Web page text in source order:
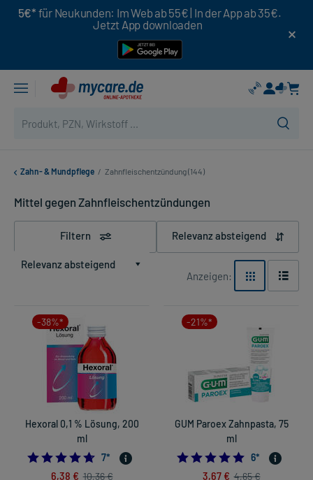
5€* für Neukunden: Im Web ab 55€ | In der App ab 35€.
Jetzt App downloaden
Zahn- & Mundpflege / Zahnfleischentzündung (144)
Mittel gegen Zahnfleischentzündungen
Filtern Relevanz absteigend
Relevanz absteigend
Anzeigen:
-38%*
Hexoral 0,1 % Lösung, 200
ml
4.714285714285714
7*
6,38 € 10,36 €
-21%*
GUM Paroex Zahnpasta, 75
ml
5.0
6*
3,67 € 4,65 €